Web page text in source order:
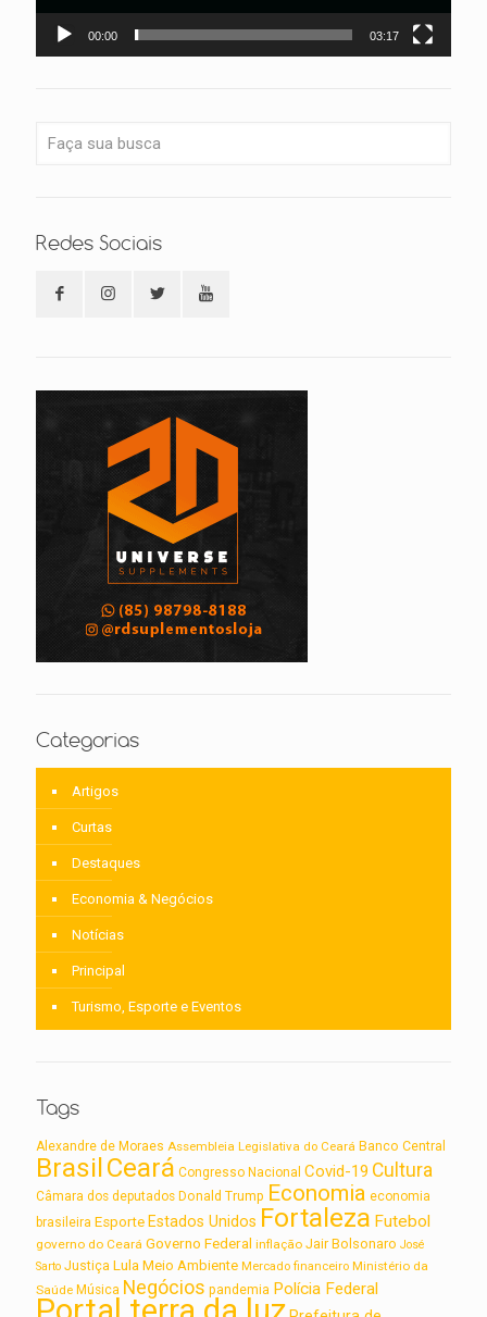
00:00 03:17
Redes Sociais
Categorias
Artigos
Curtas
Destaques
Economia & Negócios
Notícias
Principal
Turismo, Esporte e Eventos
Tags
Alexandre de Moraes Assembleia Legislativa do Ceará Banco Central
BrasilCeará Congresso Nacional Covid-19 Cultura
Câmara dos deputados Donald Trump Economia economia
brasileira Esporte Estados Unidos Fortaleza Futebol
governo do Ceará Governo Federal inflação Jair Bolsonaro José
Sarto Justiça Lula Meio Ambiente Mercado financeiro Ministério da
Saúde Música Negócios pandemia Polícia Federal